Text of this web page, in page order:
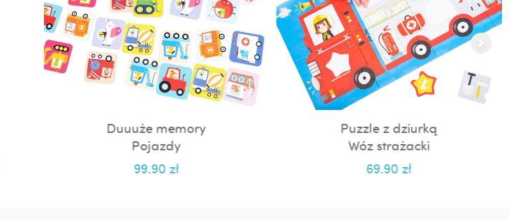
Duuuże memory
Pojazdy
99.90 zł
Puzzle z dziurką
Wóz strażacki
69.90 zł